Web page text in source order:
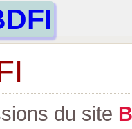
du site B